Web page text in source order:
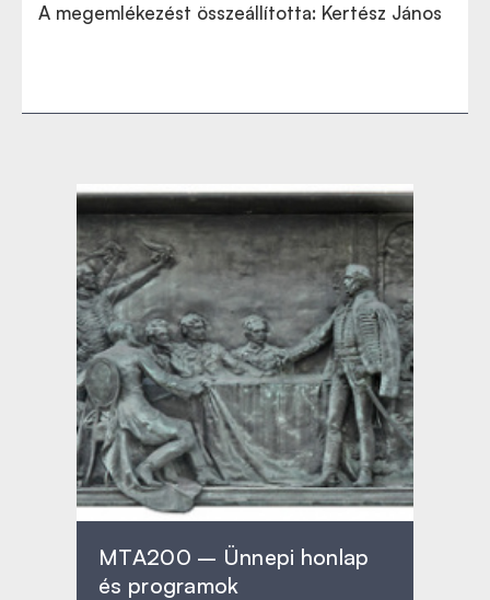
A megemlékezést összeállította: Kertész János
MTA200 – Ünnepi honlap
és programok